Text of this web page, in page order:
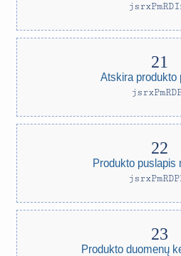
Atskira produkto
Produkto puslapis
Produkto duomenų